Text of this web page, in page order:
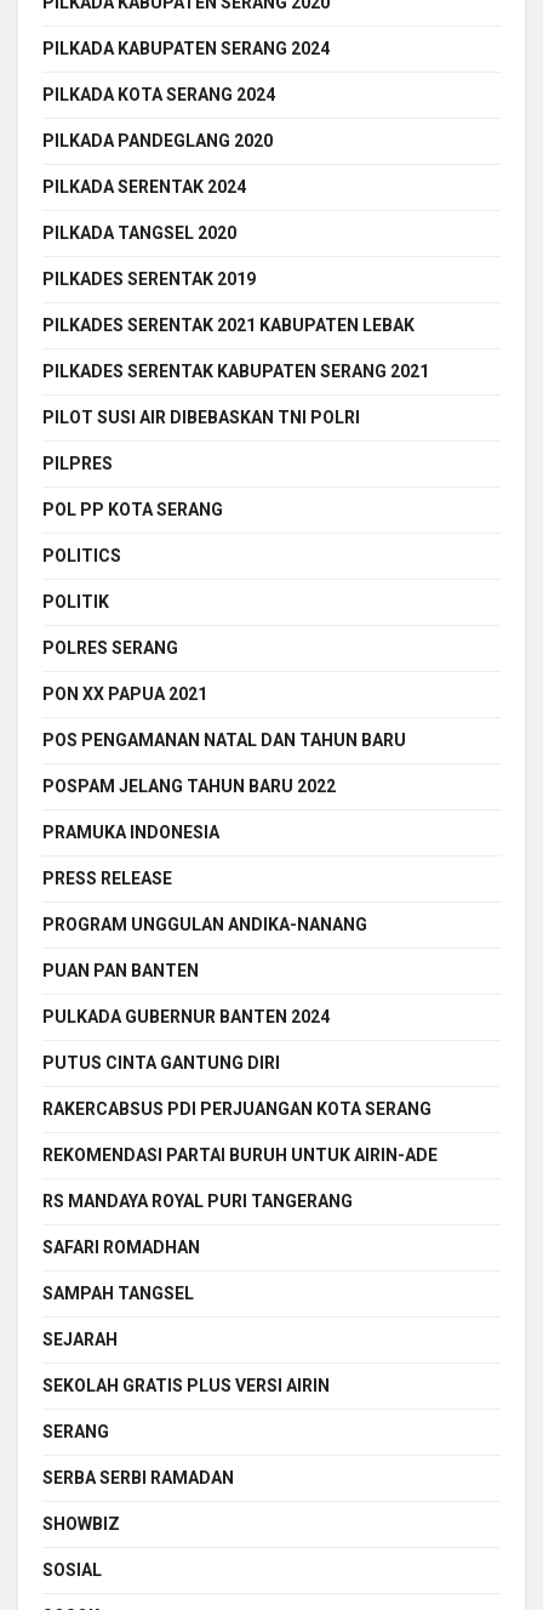
PILKADA KABUPATEN SERANG 2024
PILKADA KOTA SERANG 2024
PILKADA PANDEGLANG 2020
PILKADA SERENTAK 2024
PILKADA TANGSEL 2020
PILKADES SERENTAK 2019
PILKADES SERENTAK 2021 KABUPATEN LEBAK
PILKADES SERENTAK KABUPATEN SERANG 2021
PILOT SUSI AIR DIBEBASKAN TNI POLRI
PILPRES
POL PP KOTA SERANG
POLITICS
POLITIK
POLRES SERANG
PON XX PAPUA 2021
POS PENGAMANAN NATAL DAN TAHUN BARU
POSPAM JELANG TAHUN BARU 2022
PRAMUKA INDONESIA
PRESS RELEASE
PROGRAM UNGGULAN ANDIKA-NANANG
PUAN PAN BANTEN
PULKADA GUBERNUR BANTEN 2024
PUTUS CINTA GANTUNG DIRI
RAKERCABSUS PDI PERJUANGAN KOTA SERANG
REKOMENDASI PARTAI BURUH UNTUK AIRIN-ADE
RS MANDAYA ROYAL PURI TANGERANG
SAFARI ROMADHAN
SAMPAH TANGSEL
SEJARAH
SEKOLAH GRATIS PLUS VERSI AIRIN
SERANG
SERBA SERBI RAMADAN
SHOWBIZ
SOSIAL